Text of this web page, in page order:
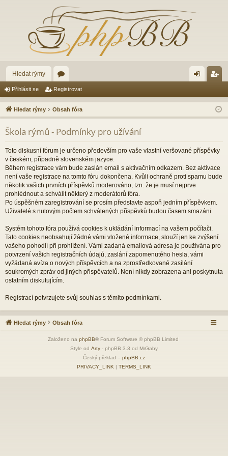
Hledat rýmy
ór
a lá
sit
ist
ro
t
Přihlásit se Registrovat
Hledat rýmy Obsah fóra
Škola rýmů - Podmínky pro užívání
Toto diskusní fórum je určeno především pro vaše vlastní veršované příspěvky
v českém, případně slovenském jazyce.
Během registrace vám bude zaslán email s aktivačním odkazem. Bez aktivace
není vaše registrace na tomto fóru dokončena. Kvůli ochraně proti spamu bude
několik vašich prvních příspěvků moderováno, tzn. že je musí nejprve
prohlédnout a schválit některý z moderátorů fóra.
Po úspěšném zaregistrování se prosím představte aspoň jedním příspěvkem.
Uživatelé s nulovým počtem schválených příspěvků budou časem smazáni.
Systém tohoto fóra používá cookies k ukládání informací na vašem počítači.
Tato cookies neobsahují žádné vámi vložené informace, slouží jen ke zvýšení
vašeho pohodlí při prohlížení. Vámi zadaná emailová adresa je používána pro
potvrzení vašich registračních údajů, zaslání zapomenutého hesla, vámi
vyžádaná avíza o nových příspěvcích a na zprostředkované zasílání
soukromých zpráv od jiných přispěvatelů. Není nikdy zobrazena ani poskytnuta
ostatním diskutujícím.
Registrací potvrzujete svůj souhlas s těmito podmínkami.
Hledat rýmy Obsah fóra
Založeno na phpBB® Forum Software © phpBB Limited
Style od Arty - phpBB 3.3 od MrGaby
Český překlad – phpBB.cz
PRIVACY_LINK | TERMS_LINK